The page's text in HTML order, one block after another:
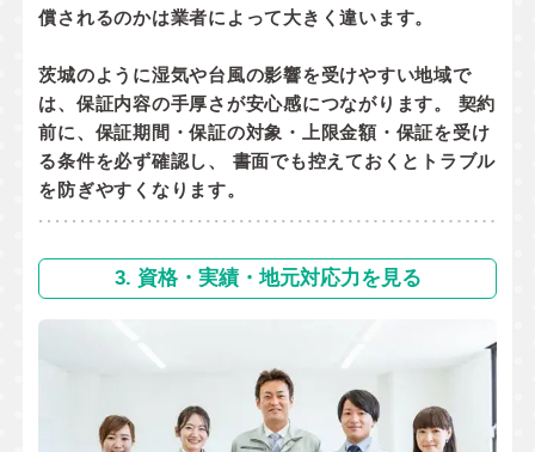
償されるのかは業者によって大きく違います。
茨城のように湿気や台風の影響を受けやすい地域で
は、保証内容の手厚さが安心感につながります。 契約
前に、 保証期間・保証の対象・上限金額・保証を受け
る条件を必ず確認し、 書面でも控えておくとトラブル
を防ぎやすくなります。
3. 資格・実績・地元対応力を見る